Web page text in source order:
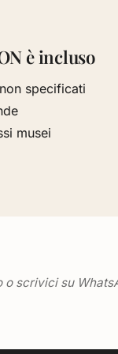
è incluso
specificati
musei
scrivici su